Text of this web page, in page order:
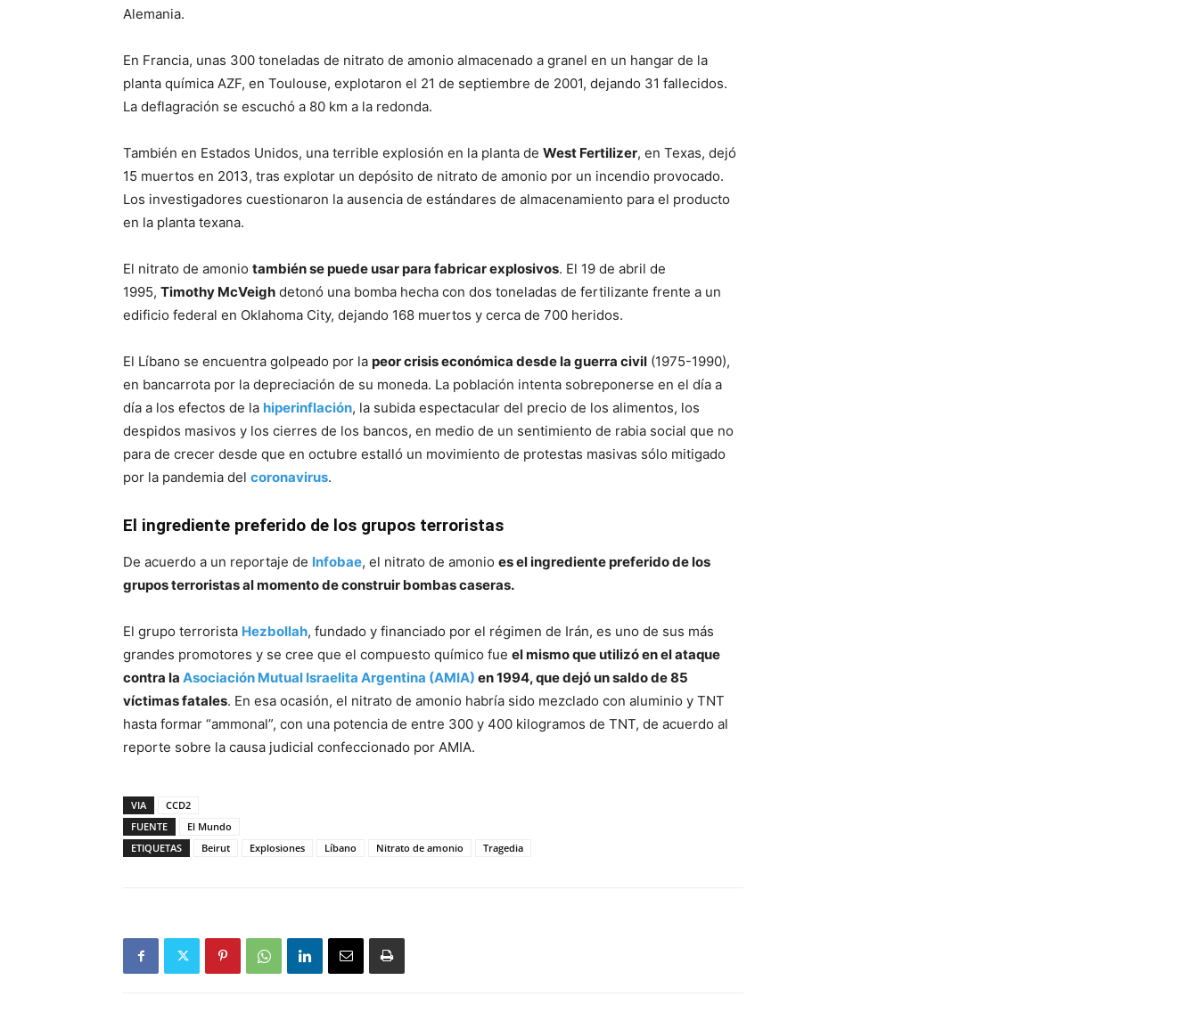
Alemania.
En Francia, unas 300 toneladas de nitrato de amonio almacenado a granel en un hangar de la
planta química AZF, en Toulouse, explotaron el 21 de septiembre de 2001, dejando 31 fallecidos.
La deflagración se escuchó a 80 km a la redonda.
También en Estados Unidos, una terrible explosión en la planta de West Fertilizer, en Texas, dejó
15 muertos en 2013, tras explotar un depósito de nitrato de amonio por un incendio provocado.
Los investigadores cuestionaron la ausencia de estándares de almacenamiento para el producto
en la planta texana.
El nitrato de amonio también se puede usar para fabricar explosivos. El 19 de abril de
1995, Timothy McVeigh detonó una bomba hecha con dos toneladas de fertilizante frente a un
edificio federal en Oklahoma City, dejando 168 muertos y cerca de 700 heridos.
El Líbano se encuentra golpeado por la peor crisis económica desde la guerra civil (1975-1990),
en bancarrota por la depreciación de su moneda. La población intenta sobreponerse en el día a
día a los efectos de la hiperinflación, la subida espectacular del precio de los alimentos, los
despidos masivos y los cierres de los bancos, en medio de un sentimiento de rabia social que no
para de crecer desde que en octubre estalló un movimiento de protestas masivas sólo mitigado
por la pandemia del coronavirus.
El ingrediente preferido de los grupos terroristas
De acuerdo a un reportaje de Infobae, el nitrato de amonio es el ingrediente preferido de los
grupos terroristas al momento de construir bombas caseras.
El grupo terrorista Hezbollah, fundado y financiado por el régimen de Irán, es uno de sus más
grandes promotores y se cree que el compuesto químico fue el mismo que utilizó en el ataque
contra la Asociación Mutual Israelita Argentina (AMIA) en 1994, que dejó un saldo de 85
víctimas fatales. En esa ocasión, el nitrato de amonio habría sido mezclado con aluminio y TNT
hasta formar “ammonal”, con una potencia de entre 300 y 400 kilogramos de TNT, de acuerdo al
reporte sobre la causa judicial confeccionado por AMIA.
VIA
CCD2
FUENTE
El Mundo
ETIQUETAS
Beirut Explosiones Líbano Nitrato de amonio Tragedia